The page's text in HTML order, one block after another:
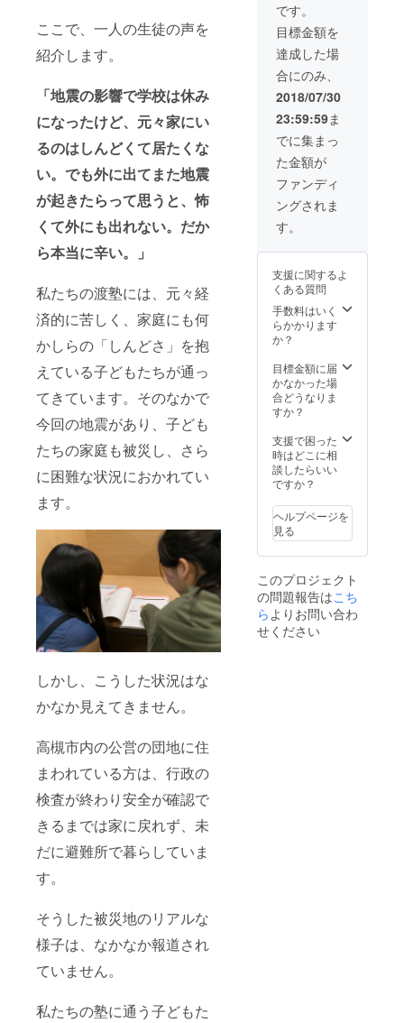
ここで、一人の生徒の声を
紹介します。
「地震の影響で学校は休み
になったけど、元々家にい
るのはしんどくて居たくな
い。でも外に出てまた地震
が起きたらって思うと、怖
くて外にも出れない。だか
ら本当に辛い。」
私たちの渡塾には、元々経
済的に苦しく、家庭にも何
かしらの「しんどさ」を抱
えている子どもたちが通っ
てきています。そのなかで
今回の地震があり、子ども
たちの家庭も被災し、さら
に困難な状況におかれてい
ます。
しかし、こうした状況はな
かなか見えてきません。
高槻市内の公営の団地に住
まわれている方は、行政の
検査が終わり安全が確認で
きるまでは家に戻れず、未
だに避難所で暮らしていま
す。
そうした被災地のリアルな
様子は、なかなか報道され
ていません。
私たちの塾に通う子どもた
近畿圏
内であ
れば、
渡がお
礼も兼
ねて記
念冊子
を直接
お届け
に参り
ます。
・お名
前を明
トを作
新渡塾
高槻校
の壁面
に掲示
み）
です。
目標金額を
達成した場
合にのみ、
2018/07/30
23:59:59ま
でに集まっ
た金額が
ファンディ
ングされま
す。
支援に関するよ
くある質問
手数料はいく
らかかります
か？
目標金額に届
かなかった場
合どうなりま
すか？
支援で困った
時はどこに相
談したらいい
ですか？
ヘルプページを
見る
このプロジェクト
の問題報告はこち
らよりお問い合わ
せください